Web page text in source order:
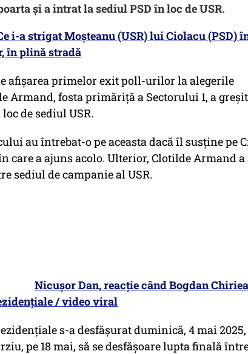
și a intrat la sediul PSD în loc de USR.
i-a strigat Moșteanu (USR) lui Ciolacu (PSD)
în plină stradă
afișarea primelor exit poll-urilor la alegerile
Armand, fosta primăriță a Sectorului 1, a
de sediul USR.
au întrebat-o pe aceasta dacă îl susține pe
care a ajuns acolo. Ulterior, Clotilde Armand a
sediul de campanie al USR.
- Nicușor Dan, reacție când Bogdan
/ video viral
s-a desfășurat duminică, 4 mai
pe 18 mai, să se desfășoare lupta finală